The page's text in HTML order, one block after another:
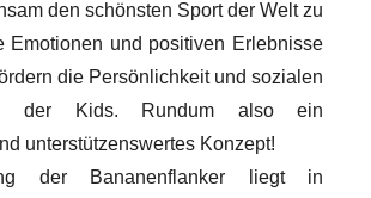
den schönsten Sport der Welt zu
Emotionen und positiven Erlebnisse
die Persönlichkeit und sozialen
der Kids. Rundum also ein
unterstützenswertes Konzept!
der Bananenflanker liegt in